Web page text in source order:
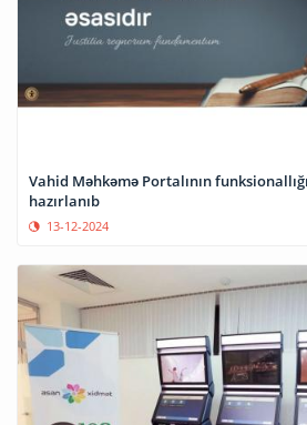
Vahid Məhkəmə Portalının
hazırlanıb
13-12-2024